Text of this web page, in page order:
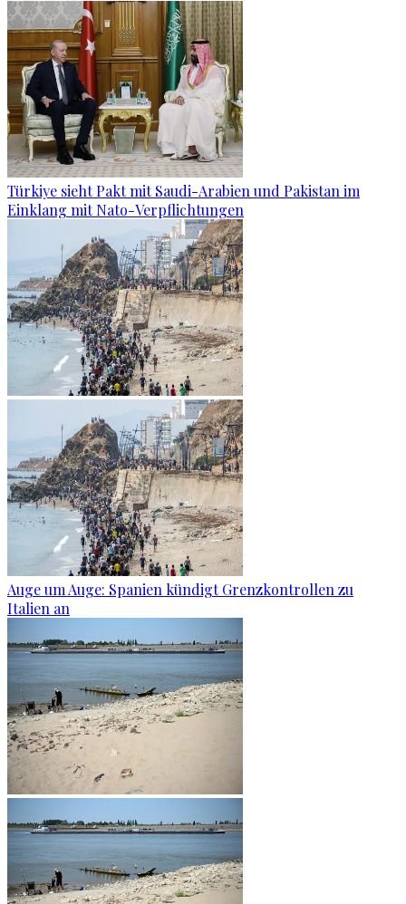
Türkiye sieht Pakt mit Saudi-Arabien und Pakistan im
Einklang mit Nato-Verpflichtungen
Auge um Auge: Spanien kündigt Grenzkontrollen zu
Italien an